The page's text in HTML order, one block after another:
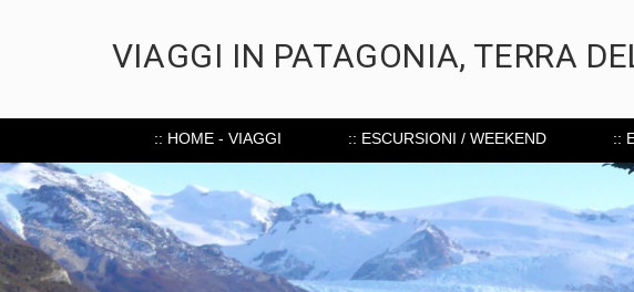
VIAGGI IN PATAGONIA, TERRA
:: HOME - VIAGGI :: ESCURSIONI / WEEKEND ::